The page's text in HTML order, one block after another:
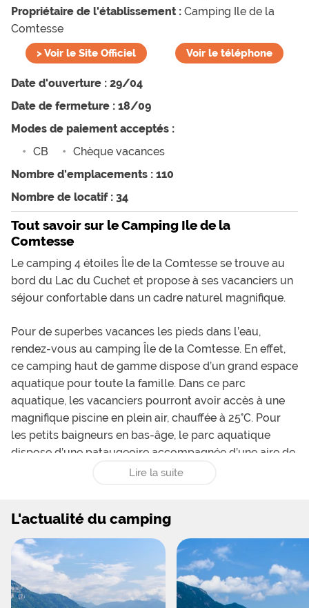
Propriétaire de l'établissement : Camping Ile de la
Comtesse
>Voir le Site Officiel Voir le téléphone
Date d'ouverture : 29/04
Date de fermeture : 18/09
Modes de paiement acceptés :
CB
Chèque vacances
Nombre d'emplacements : 110
Nombre de locatif : 34
Tout savoir sur le Camping Ile de la
Comtesse
Le camping 4 étoiles Île de la Comtesse se trouve au
bord du Lac du Cuchet et propose à ses vacanciers un
séjour confortable dans un cadre naturel magnifique.
Pour de superbes vacances les pieds dans l’eau,
rendez-vous au camping Île de la Comtesse. En effet,
ce camping haut de gamme dispose d’un grand espace
aquatique pour toute la famille. Dans ce parc
aquatique, les vacanciers pourront avoir accès à une
magnifique piscine en plein air, chauffée à 25°C. Pour
les petits baigneurs en bas-âge, le parc aquatique
dispose d’une pataugeoire accompagnée d’une aire de
jeux aquatiques et ludiques qui leur permettront de
auront droit eux aussi grâce à trois toboggans
aquatiques auto-freinants qui apporteront leur lot de
sensations fortes. L’espace aquatique est également le
lieu idéal pour se détendre et se prélasser au soleil
grâce au solarium présent sur place, équipé de
Lire la suite
L'actualité du camping